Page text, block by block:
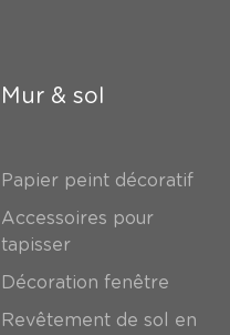
Mur & sol
Papier peint décoratif
Accessoires pour
tapisser
Décoration fenêtre
Revêtement de sol en